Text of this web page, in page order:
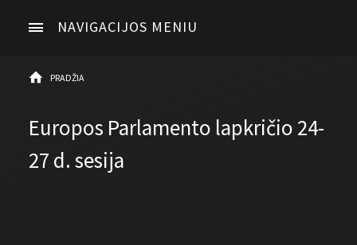
NAVIGACIJOS MENIU
PRADŽIA
Europos Parlamento lapkričio 24-
27 d. sesija